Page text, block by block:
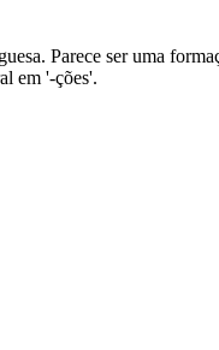
Parece ser uma
em '-ções'.